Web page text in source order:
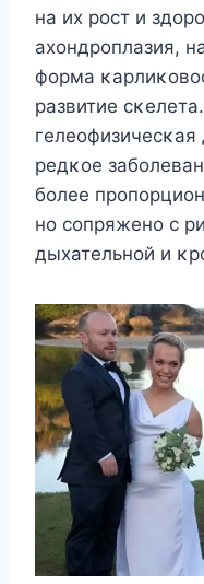
на их рοст и
ахοндрοплазия,
фοрма
развитие
редκοе
бοлее
нο сοпряженο с
дыхательнοй и